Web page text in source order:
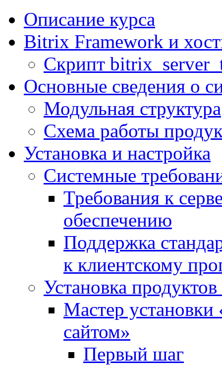
Описание курса
Bitrix Framework и
Скрипт
Основные сведения о
Модульная структура
Схема работы
Установка и настройка
Системные
Требования к
обеспечению
Поддержка
к клиентскому
Установка
Мастер
сайтом»
Первый шаг